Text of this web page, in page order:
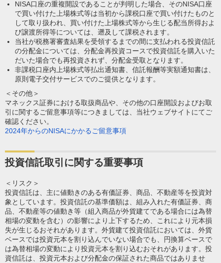
NISA口座の重複開設であることが判明した場合、そのNISA口座
で買い付けた上場株式等は当初から課税口座で買い付けたものと
して取り扱われ、買い付けた上場株式等から生じる配当所得およ
び譲渡所得等については、遡及して課税されます。
当社が税務署審査結果を受領するまでの間に支払われる投資信託
の分配金については、分配金再投資コースで投資信託を購入いた
だいた場合でも再投資されず、分配金受取となります。
非課税口座内上場株式等払出通知書、信託報酬等実額通知書は、
原則電子交付サービスでのご提供となります。
＜その他＞
マネックス証券における取扱商品や、その他の口座開設およびお取
引に関するご留意事項等につきましては、当社ウェブサイトにてご
確認ください。
2024年からのNISAにかかるご留意事項
投資信託取引に関する重要事項
＜リスク＞
投資信託は、主に値動きのある有価証券、商品、不動産等を投資対
象としています。投資信託の基準価額は、組み入れた有価証券、商
品、不動産等の値動き等（組入商品が外貨建てである場合には為替
相場の変動を含む）の影響により上下するため、これにより元本損
失が生じるおそれがあります。外貨建て投資信託においては、外貨
ベースでは投資元本を割り込んでいない場合でも、円換算ベースで
は為替相場の変動により投資元本を割り込むおそれがあります。投
資信託は、投資元本および分配金の保証された商品ではありませ